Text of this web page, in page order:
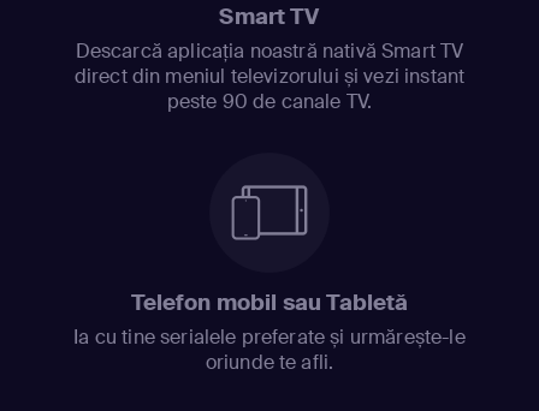
Smart TV
Descarcă aplicația noastră nativă Smart TV
direct din meniul televizorului și vezi instant
peste 90 de canale TV.
Telefon mobil sau Tabletă
Ia cu tine serialele preferate și urmărește-le
oriunde te afli.